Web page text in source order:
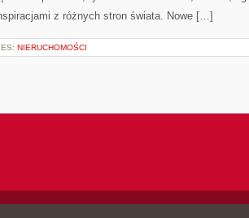
z różnych stron świata. Nowe […]
NIERUCHOMOŚCI